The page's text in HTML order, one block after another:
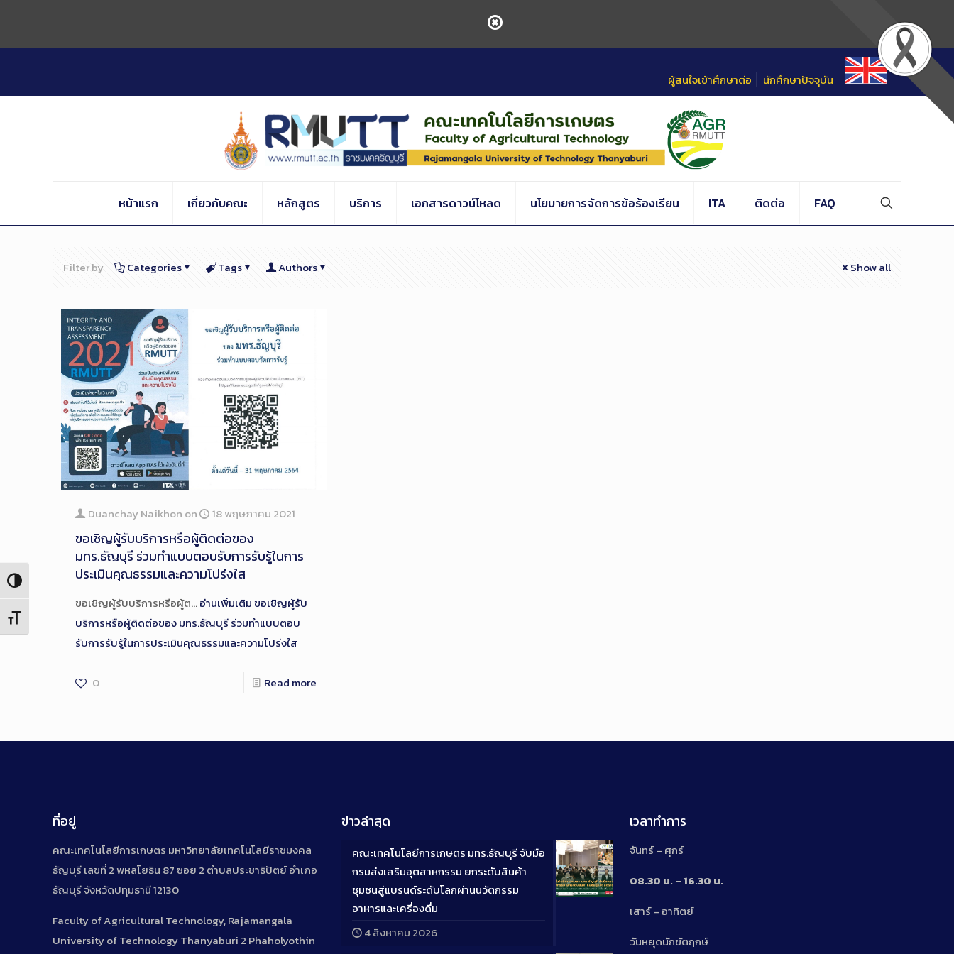
Content
Toggle High Contrast
Toggle Font size
ผู้สนใจเข้าศึกษาต่อ นักศึกษาปัจจุบัน
หน้าแรก เกี่ยวกับคณะ หลักสูตร บริการ เอกสารดาวน์โหลด นโยบายการจัดการข้อร้องเรียน ITA ติดต่อ FAQ
Filter by Categories Tags Authors Show all
Duanchay Naikhon on 18 พฤษภาคม 2021
ขอเชิญผู้รับบริการหรือผู้ติดต่อของ
มทร.ธัญบุรี ร่วมทำแบบตอบรับการรับรู้ในการ
ประเมินคุณธรรมและความโปร่งใส
ขอเชิญผู้รับบริการหรือผู้ต…อ่านเพิ่มเติมขอเชิญผู้รับ
บริการหรือผู้ติดต่อของ มทร.ธัญบุรี ร่วมทำแบบตอบ
รับการรับรู้ในการประเมินคุณธรรมและความโปร่งใส
0 Read more
ที่อยู่
คณะเทคโนโลยีการเกษตร มหาวิทยาลัยเทคโนโลยีราชมงคล
ธัญบุรี เลขที่ 2 พหลโยธิน 87 ซอย 2 ตำบลประชาธิปัตย์ อำเภอ
ธัญบุรี จังหวัดปทุมธานี 12130
Faculty of Agricultural Technology, Rajamangala
University of Technology Thanyaburi 2 Phaholyothin
ข่าวล่าสุด
Long
Description
คณะเทคโนโลยีการเกษตร มทร.ธัญบุรี จับมือ
กรมส่งเสริมอุตสาหกรรม ยกระดับสินค้า
ชุมชนสู่แบรนด์ระดับโลกผ่านนวัตกรรม
อาหารและเครื่องดื่ม
4 สิงหาคม 2026
เวลาทำการ
จันทร์ – ศุกร์
08.30 น. – 16.30 น.
เสาร์ – อาทิตย์
วันหยุดนักขัตฤกษ์